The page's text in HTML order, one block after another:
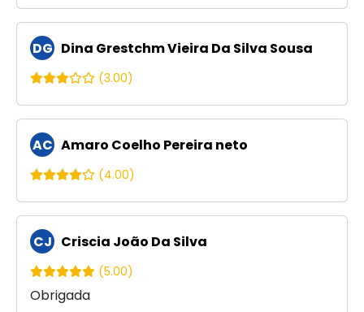
DG Dina Grestchm Vieira Da Silva Sousa
(3.00)
AC Amaro Coelho Pereira neto
(4.00)
CJ Criscia João Da Silva
(5.00)
Obrigada